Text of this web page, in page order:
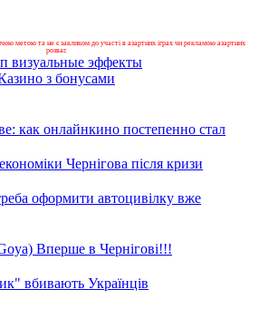
метою та не є закликом до участі в азартних іграх чи рекламою азартних
розваг.
з бонусами
как онлайнкино постепенно стал
Чернігова після кризи
оформити автоцивілку вже
Вперше в Чернігові!!!
вбивають Українців